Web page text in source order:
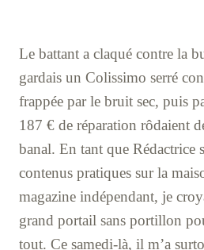
Le battant a claqué contre la
gardais un Colissimo serré
frappée par le bruit sec, puis
187 € de réparation rôdaient
banal. En tant que Rédactrice
contenus pratiques sur la
magazine indépendant, je
grand portail sans portillon
tout. Ce samedi-là, il m’a